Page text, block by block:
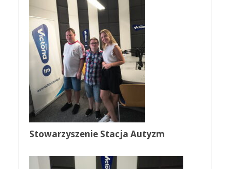
Stowarzyszenie Stacja Autyzm